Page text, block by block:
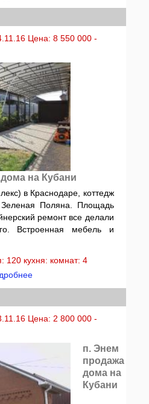
Цена: 8 550 000 -
на Кубани
в Краснодаре, коттедж
Поляна. Площадь
ремонт все делали
Встроенная мебель и
120 кухня: комнат: 4
Цена: 2 800 000 -
п. Энем
продажа
дома на
Кубани